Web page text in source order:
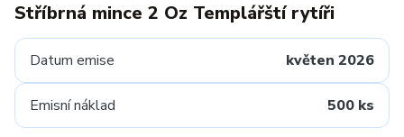
Stříbrná mince 2 Oz Templářští rytíři
Datum emise květen 2026
Emisní náklad 500 ks